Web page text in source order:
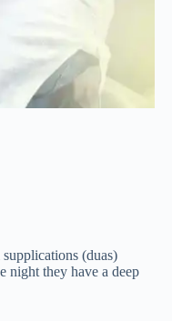
(duas)
night they have a deep